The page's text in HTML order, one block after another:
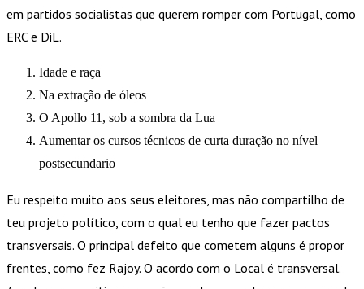
em partidos socialistas que querem romper com Portugal, como
ERC e DiL.
Idade e raça
Na extração de óleos
O Apollo 11, sob a sombra da Lua
Aumentar os cursos técnicos de curta duração no nível
postsecundario
Eu respeito muito aos seus eleitores, mas não compartilho de
teu projeto político, com o qual eu tenho que fazer pactos
transversais. O principal defeito que cometem alguns é propor
frentes, como fez Rajoy. O acordo com o Local é transversal.